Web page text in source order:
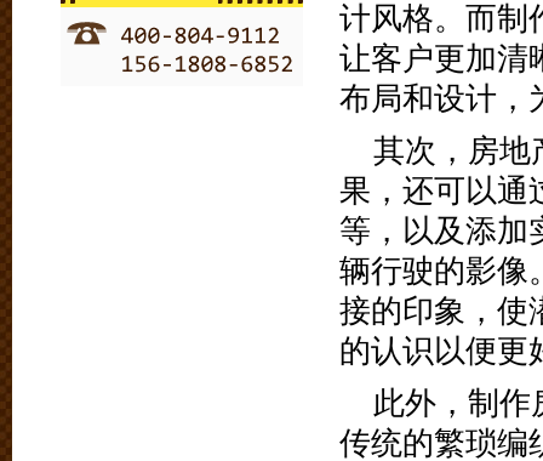
计风格。而制
让客户更加清
布局和设计，
其次，房地
果，还可以通
等，以及添加
辆行驶的影像
接的印象，使
的认识以便更
此外，制作
传统的繁琐编